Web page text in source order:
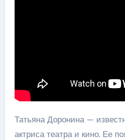
Татьяна Доронина —
актриса театра и кино. Ее